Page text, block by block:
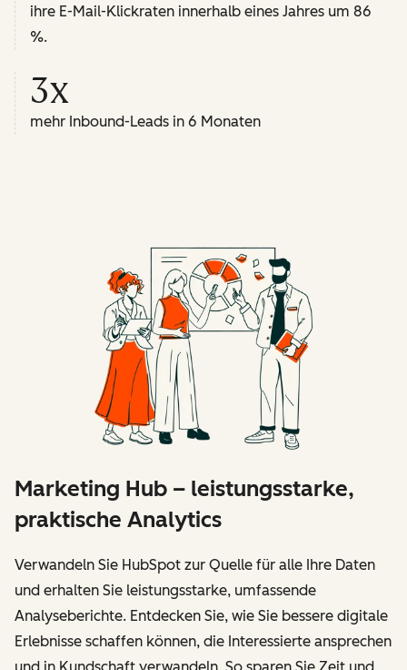
ihre E-Mail-Klickraten innerhalb eines Jahres um 86
%.
3x
mehr Inbound-Leads in 6 Monaten
Marketing Hub – leistungsstarke,
praktische Analytics
Verwandeln Sie HubSpot zur Quelle für alle Ihre Daten
und erhalten Sie leistungsstarke, umfassende
Analyseberichte. Entdecken Sie, wie Sie bessere digitale
Erlebnisse schaffen können, die Interessierte ansprechen